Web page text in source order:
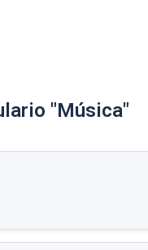
"Música"